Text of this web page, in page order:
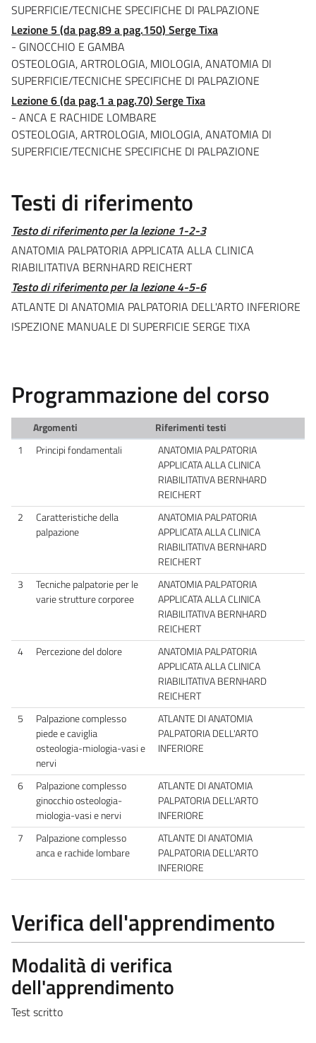
SUPERFICIE/TECNICHE SPECIFICHE DI PALPAZIONE
Lezione 5 (da pag.89 a pag.150) Serge Tixa
- GINOCCHIO E GAMBA
OSTEOLOGIA, ARTROLOGIA, MIOLOGIA, ANATOMIA DI
SUPERFICIE/TECNICHE SPECIFICHE DI PALPAZIONE
Lezione 6 (da pag.1 a pag.70) Serge Tixa
- ANCA E RACHIDE LOMBARE
OSTEOLOGIA, ARTROLOGIA, MIOLOGIA, ANATOMIA DI
SUPERFICIE/TECNICHE SPECIFICHE DI PALPAZIONE
Testi di riferimento
Testo di riferimento per la lezione 1-2-3
ANATOMIA PALPATORIA APPLICATA ALLA CLINICA
RIABILITATIVA BERNHARD REICHERT
Testo di riferimento per la lezione 4-5-6
ATLANTE DI ANATOMIA PALPATORIA DELL'ARTO INFERIORE
ISPEZIONE MANUALE DI SUPERFICIE SERGE TIXA
Programmazione del corso
Argomenti
Riferimenti testi
1
Principi fondamentali
ANATOMIA PALPATORIA
APPLICATA ALLA CLINICA
RIABILITATIVA BERNHARD
REICHERT
2
Caratteristiche della
palpazione
ANATOMIA PALPATORIA
APPLICATA ALLA CLINICA
RIABILITATIVA BERNHARD
REICHERT
3
Tecniche palpatorie per le
varie strutture corporee
ANATOMIA PALPATORIA
APPLICATA ALLA CLINICA
RIABILITATIVA BERNHARD
REICHERT
4
Percezione del dolore
ANATOMIA PALPATORIA
APPLICATA ALLA CLINICA
RIABILITATIVA BERNHARD
REICHERT
5
Palpazione complesso
piede e caviglia
osteologia-miologia-vasi e
nervi
ATLANTE DI ANATOMIA
PALPATORIA DELL'ARTO
INFERIORE
6
Palpazione complesso
ginocchio osteologia-
miologia-vasi e nervi
ATLANTE DI ANATOMIA
PALPATORIA DELL'ARTO
INFERIORE
7
Palpazione complesso
anca e rachide lombare
ATLANTE DI ANATOMIA
PALPATORIA DELL'ARTO
INFERIORE
Verifica dell'apprendimento
Modalità di verifica
dell'apprendimento
Test scritto